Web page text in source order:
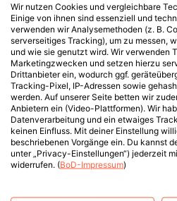
Wir nutzen Cookies und vergleichbare
Einige von ihnen sind essenziell und
verwenden wir Analysemethoden (z. B.
serverseitiges Tracking), um zu messen,
und wie sie genutzt wird. Wir verwenden
Marketingzwecken und setzen hierzu
Drittanbieter ein, wodurch ggf.
Tracking-Pixel, IP-Adressen sowie
werden. Auf unserer Seite betten wir
Anbietern ein (Video-Plattformen). Wir
Datenverarbeitung und ein etwaiges
keinen Einfluss. Mit deiner Einstellung
beschriebenen Vorgänge ein. Du kannst
unter „Privacy-Einstellungen“) jederzeit
widerrufen. (BoD-Impressum)